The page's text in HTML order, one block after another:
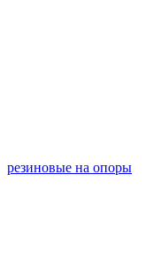
резиновые на опоры